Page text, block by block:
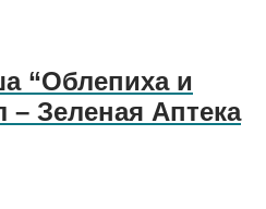
“Облепиха и
– Зеленая Аптека